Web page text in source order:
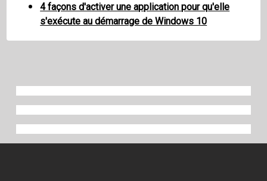
4 façons d'activer une application pour qu'elle
s'exécute au démarrage de Windows 10